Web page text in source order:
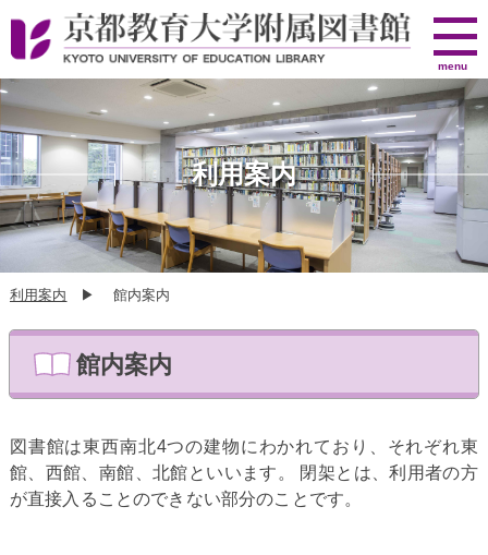
京
都
教
育
大
学
附
属
図
書
menu
利用案内
利用案内 ▶ 館内案内
館内案内
図書館は東西南北4つの建物にわかれており、それぞれ東
館、西館、南館、北館といいます。 閉架とは、利用者の方
が直接入ることのできない部分のことです。